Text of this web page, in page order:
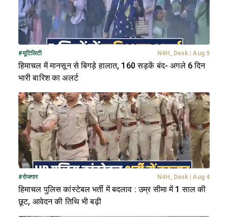
#यूटिलिटी N4H_Desk Aug 5
हिमाचल में मानसून से बिगड़े हालात, 160 सड़कें बंद- अगले 6 दिन
भारी बारिश का अलर्ट
#रोजगार N4H_Desk Aug 4
हिमाचल पुलिस कांस्टेबल भर्ती में बदलाव : उम्र सीमा में 1 साल की
छूट, आवेदन की तिथि भी बढ़ी